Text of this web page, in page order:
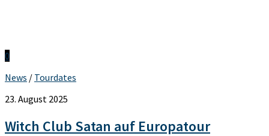
0
News / Tourdates
23. August 2025
Witch Club Satan auf Europatour